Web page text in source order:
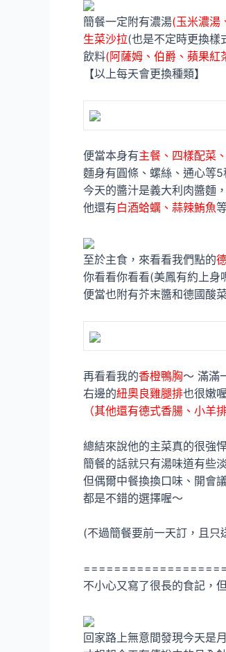
簡餐一定附有濃湯(玉米濃湯
生菜沙拉(也是不定時更換樣
飲料(阿薩姆、伯爵、蘋果紅
【以上每天會更換種類】
便當本身有主餐、四樣配菜
麵身有圓條、螺絲、通心等5
今天的醬汁是義大利肉醬麵
他還有白酒蛤蠣、蒜辣鮪魚
至於主食，來看看我們點的
你看看你看看(美鳳有約上
便當也附有芥末醬和德國酸菜
再看看我的香橙鴨胸～ 滿滿
右邊的紐奧良雞腿排也很嫩
（其他還有德式香腸、小羊
總結來說他的主菜真的很強
簡餐的話就只有湯味道有些
但偶爾中餐換換口味、開會
都是不錯的選擇喔～
(不過簡餐要前一天訂，且
不小心又寫了很長的食記，
回家路上無意間發現今天是